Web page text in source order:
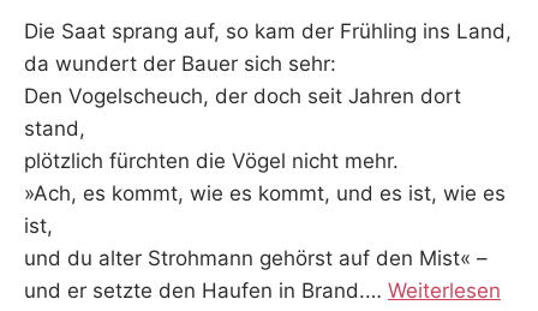
Die Saat sprang auf, so kam der Frühling ins Land,
da wundert der Bauer sich sehr:
Den Vogelscheuch, der doch seit Jahren dort
stand,
plötzlich fürchten die Vögel nicht mehr.
»Ach, es kommt, wie es kommt, und es ist, wie es
ist,
und du alter Strohmann gehörst auf den Mist« –
und er setzte den Haufen in Brand.… Weiterlesen